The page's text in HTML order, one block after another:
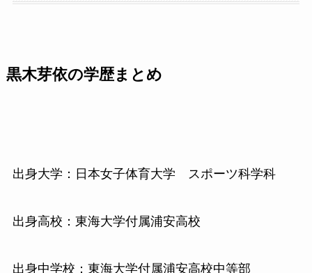
黒木芽依の学歴まとめ
出身大学：日本女子体育大学 スポーツ科学科
出身高校：東海大学付属浦安高校
出身中学校：東海大学付属浦安高校中等部